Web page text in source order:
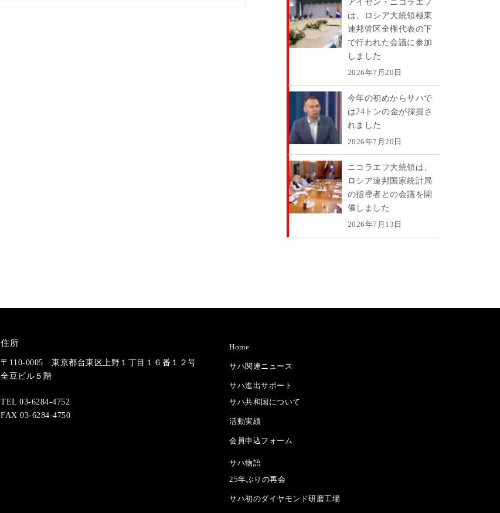
アイセン・ニコラエフ
は、ロシア大統領極東
連邦管区全権代表の下
で行われた会議に参加
しました
2026年7月20日
今年の初めからサハで
は24トンの金が採掘さ
れました
2026年7月20日
ニコラエフ大統領は、
ロシア連邦国家統計局
の指導者との会議を開
催しました
2026年7月13日
住所
〒110-0005 東京都台東区上野１丁目１６番１２号
全豆ビル５階
TEL 03-6284-4752
FAX 03-6284-4750
Home
サハ関連ニュース
サハ進出サポート
サハ共和国について
活動実績
会員申込フォーム
サハ物語
25年ぶりの再会
サハ初のダイヤモンド研磨工場